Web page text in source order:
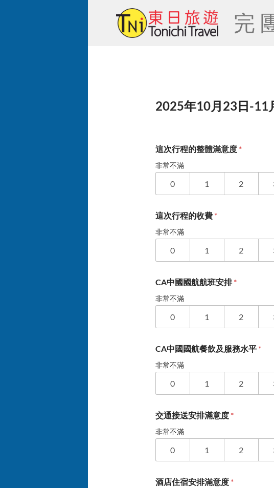
完
2025年10月23日-11
這次行程的整體滿意度 *
非常不滿
0 1 2
這次行程的收費 *
非常不滿
0 1 2
CA中國國航航班安排*
非常不滿
0 1 2
CA中國國航餐飲及服務水平 *
非常不滿
0 1 2
交通接送安排滿意度 *
非常不滿
0 1 2
酒店住宿安排滿意度 *